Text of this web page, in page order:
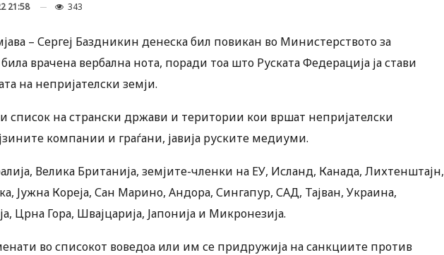
21:58 343
– Сергеј Баздникин денеска бил повикан во Министерството за
врачена вербална нота, поради тоа што Руската Федерација ја стави
на непријателски земји.
список на странски држави и територии кои вршат непријателски
компании и граѓани, јавија руските медиуми.
Велика Британија, земјите-членки на ЕУ, Исланд, Канада, Лихтенштајн,
Јужна Кореја, Сан Марино, Андора, Сингапур, САД, Тајван, Украина,
Црна Гора, Швајцарија, Јапонија и Микронезија.
во списокот воведоа или им се придружија на санкциите против